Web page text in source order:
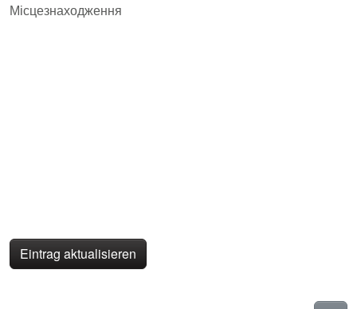
Місцезнаходження
Eintrag aktualisieren